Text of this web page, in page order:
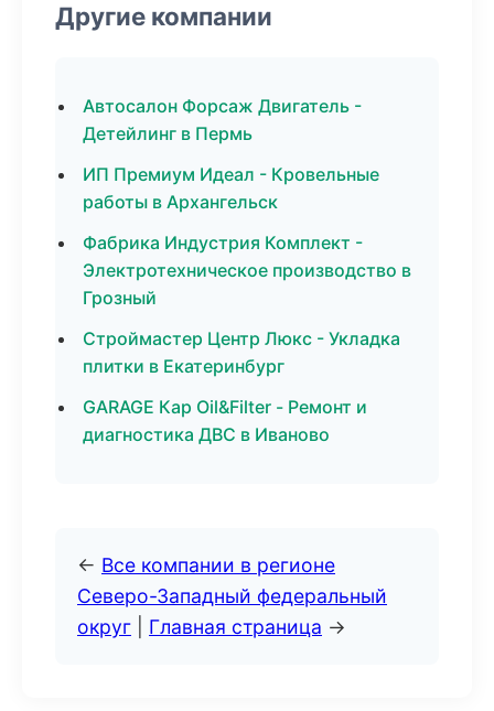
Другие компании
Автосалон Форсаж Двигатель -
Детейлинг в Пермь
ИП Премиум Идеал - Кровельные
работы в Архангельск
Фабрика Индустрия Комплект -
Электротехническое производство в
Грозный
Строймастер Центр Люкс - Укладка
плитки в Екатеринбург
GARAGE Кар Oil&Filter - Ремонт и
диагностика ДВС в Иваново
← Все компании в регионе
Северо-Западный федеральный
округ
Главная страница →